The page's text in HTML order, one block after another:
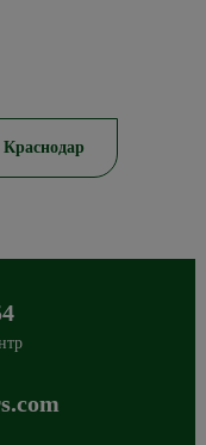
Краснодар